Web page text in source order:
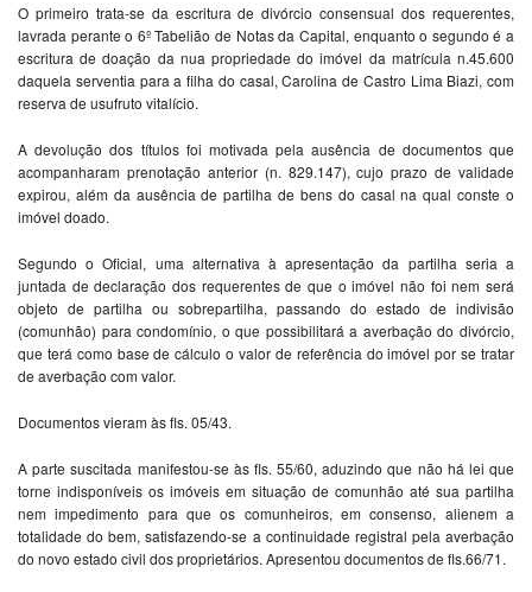
O primeiro trata-se da escritura de divórcio consensual dos requerentes,
lavrada perante o 6º Tabelião de Notas da Capital, enquanto o segundo é a
escritura de doação da nua propriedade do imóvel da matrícula n.45.600
daquela serventia para a filha do casal, Carolina de Castro Lima Biazi, com
reserva de usufruto vitalício.
A devolução dos títulos foi motivada pela ausência de documentos que
acompanharam prenotação anterior (n. 829.147), cujo prazo de validade
expirou, além da ausência de partilha de bens do casal na qual conste o
imóvel doado.
Segundo o Oficial, uma alternativa à apresentação da partilha seria a
juntada de declaração dos requerentes de que o imóvel não foi nem será
objeto de partilha ou sobrepartilha, passando do estado de indivisão
(comunhão) para condomínio, o que possibilitará a averbação do divórcio,
que terá como base de cálculo o valor de referência do imóvel por se tratar
de averbação com valor.
Documentos vieram às fls. 05/43.
A parte suscitada manifestou-se às fls. 55/60, aduzindo que não há lei que
torne indisponíveis os imóveis em situação de comunhão até sua partilha
nem impedimento para que os comunheiros, em consenso, alienem a
totalidade do bem, satisfazendo-se a continuidade registral pela averbação
do novo estado civil dos proprietários. Apresentou documentos de fls.66/71.